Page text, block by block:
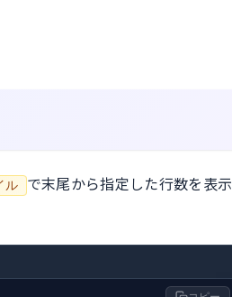
で末尾から指定した行数を表示